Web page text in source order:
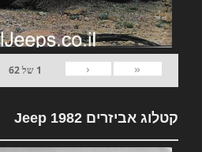
«
‹
1 של62
קטלוג אביזרים 1982 Jeep